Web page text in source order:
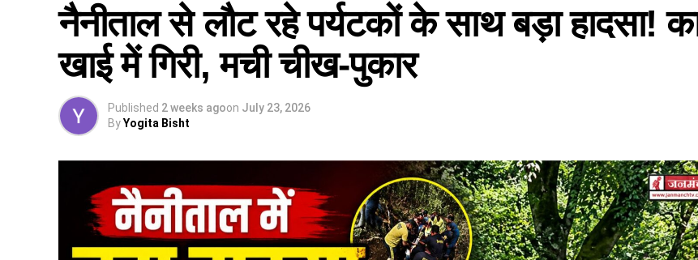
नैनीताल से लौट रहे पर्यटकों के साथ बड़ा हादसा!
खाई में गिरी, मची चीख-पुकार
Published 2 weeks agoon July 23, 2026
ByYogita Bisht